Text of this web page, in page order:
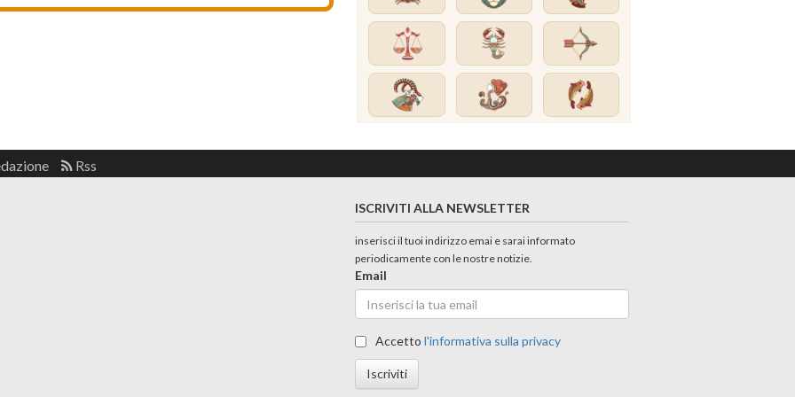
Rss
ISCRIVITI ALLA NEWSLETTER
inserisci il tuoi indirizzo emai e sarai informato
periodicamente con le nostre notizie.
Email
Accettol'informativa sulla privacy
Iscriviti